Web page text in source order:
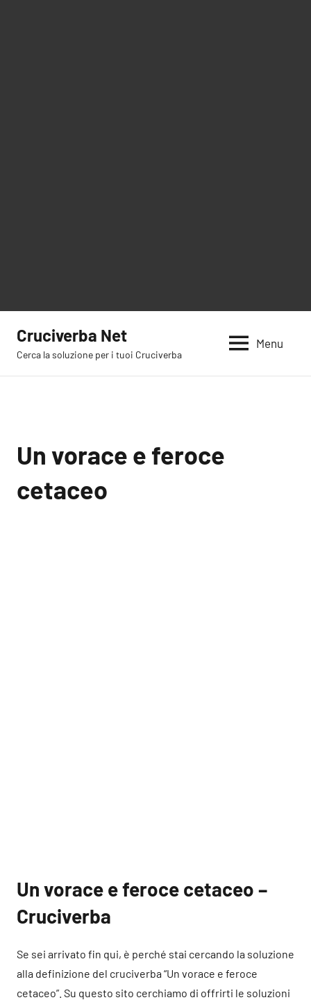
contenuto
Cruciverba Net
Cerca la soluzione per i tuoi Cruciverba
Menu
Un vorace e feroce
cetaceo
Un vorace e feroce cetaceo –
Cruciverba
Se sei arrivato fin qui, è perché stai cercando la soluzione
alla definizione del cruciverba “Un vorace e feroce
cetaceo”. Su questo sito cerchiamo di offrirti le soluzioni